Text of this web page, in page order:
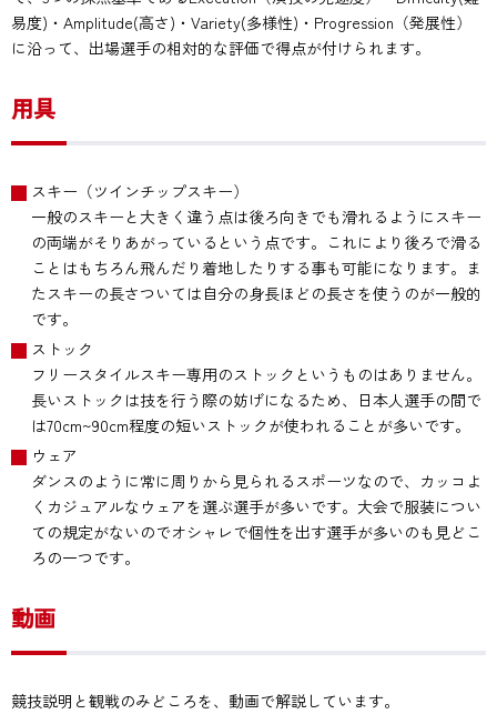
易度)・Amplitude(高さ)・Variety(多様性)・Progression（発展性）
に沿って、出場選手の相対的な評価で得点が付けられます。
用具
スキー（ツインチップスキー）
一般のスキーと大きく違う点は後ろ向きでも滑れるようにスキー
の両端がそりあがっているという点です。これにより後ろで滑る
ことはもちろん飛んだり着地したりする事も可能になります。ま
たスキーの長さついては自分の身長ほどの長さを使うのが一般的
です。
ストック
フリースタイルスキー専用のストックというものはありません。
長いストックは技を行う際の妨げになるため、日本人選手の間で
は70cm~90cm程度の短いストックが使われることが多いです。
ウェア
ダンスのように常に周りから見られるスポーツなので、カッコよ
くカジュアルなウェアを選ぶ選手が多いです。大会で服装につい
ての規定がないのでオシャレで個性を出す選手が多いのも見どこ
ろの一つです。
動画
競技説明と観戦のみどころを、動画で解説しています。